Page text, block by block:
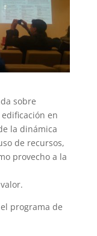
sobre
en
la dinámica
de recursos,
provecho a la
programa de